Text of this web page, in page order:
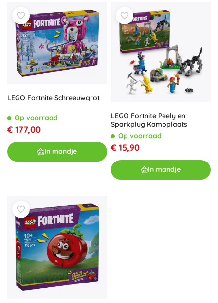
LEGO Fortnite Schreeuwgrot
Op voorraad
€ 177,00
In mandje
LEGO Fortnite Peely en
Sparkplug Kampplaats
Op voorraad
€ 15,90
In mandje